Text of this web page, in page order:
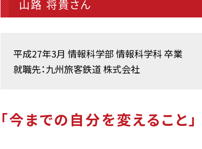
山路 将貴さん
平成27年3月 情報科学部 情報科学科 卒業
就職先：九州旅客鉄道 株式会社
「今までの自分を変えること」